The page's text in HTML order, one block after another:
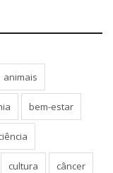
animais
bem-estar
cultura câncer